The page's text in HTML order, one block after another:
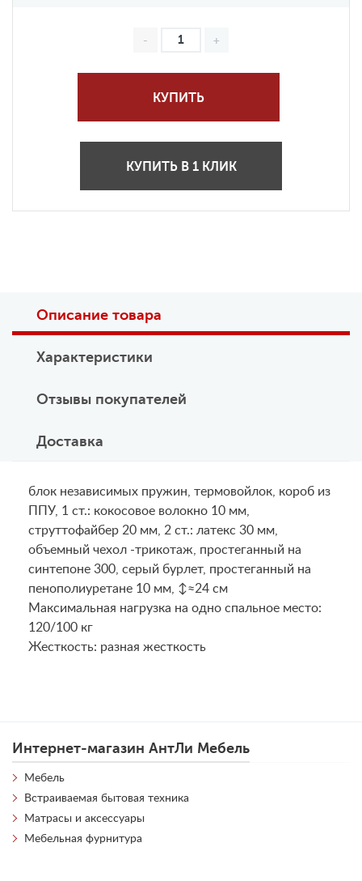
КУПИТЬ
КУПИТЬ В 1 КЛИК
Описание товара
Характеристики
Отзывы покупателей
Доставка
блок независимых пружин, термовойлок, короб из
ППУ, 1 ст.: кокосовое волокно 10 мм,
струттофайбер 20 мм, 2 ст.: латекс 30 мм,
объемный чехол -трикотаж, простеганный на
синтепоне 300, серый бурлет, простеганный на
пенополиуретане 10 мм, ↕≈24 см
Maксимальная нагрузка на одно спальное место:
120/100 кг
Жесткость: разная жесткость
Интернет-магазин АнтЛи Мебель
Мебель
Встраиваемая бытовая техника
Матрасы и аксессуары
Мебельная фурнитура